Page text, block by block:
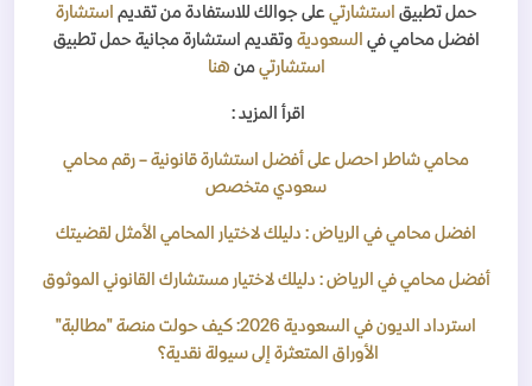
حمل تطبيق استشارتيعلى جوالك للاستفادة من تقديم استشارة
افضل محامي في السعودية وتقديم استشارة مجانية حمل تطبيق
استشارتيمن هنا
اقرأ المزيد :
محامي شاطر احصل على أفضل استشارة قانونية – رقم محامي
سعودي متخصص
افضل محامي في الرياض : دليلك لاختيار المحامي الأمثل لقضيتك
أفضل محامي في الرياض : دليلك لاختيار مستشارك القانوني الموثوق
استرداد الديون في السعودية 2026: كيف حولت منصة "مطالبة"
الأوراق المتعثرة إلى سيولة نقدية؟